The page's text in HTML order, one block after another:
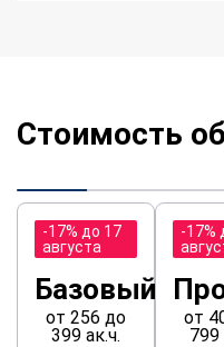
Стоимость
-17% до 17
августа
Базовый
от 256 до
399 ак.ч.
-17%
от
799